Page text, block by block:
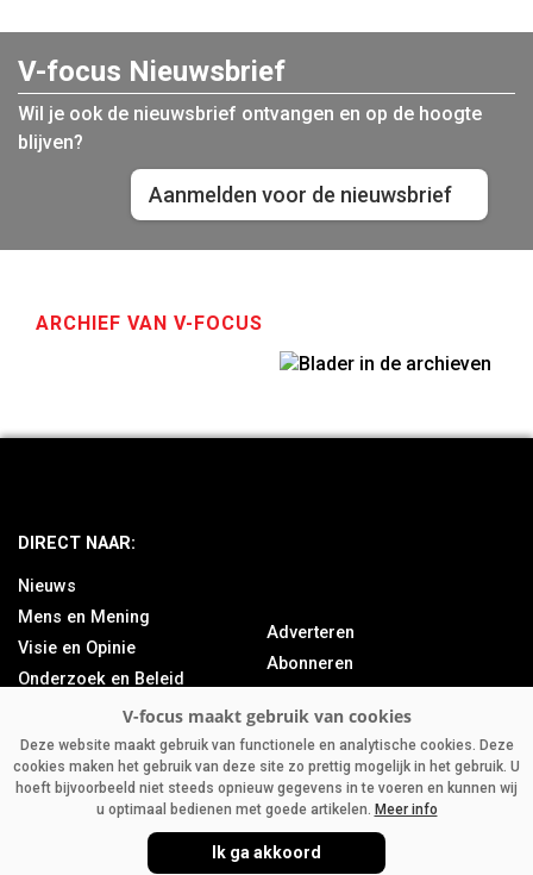
V-focus Nieuwsbrief
Wil je ook de nieuwsbrief ontvangen en op de hoogte
blijven?
Aanmelden voor de nieuwsbrief
ARCHIEF VAN V-FOCUS
Blader in de archieven
DIRECT NAAR:
Nieuws
Mens en Mening
Visie en Opinie
Onderzoek en Beleid
Bedrijfsnieuws
Column
Adverteren
Abonneren
Contact
V-FOCUS.NL DISCLAIMER AGRIMEDIA
Deze website maakt gebruik van functionele en analytische cookies. Deze
cookies maken het gebruik van deze site zo prettig mogelijk in het gebruik. U
hoeft bijvoorbeeld niet steeds opnieuw gegevens in te voeren en kunnen wij
u optimaal bedienen met goede artikelen. Meer info
Ik ga akkoord